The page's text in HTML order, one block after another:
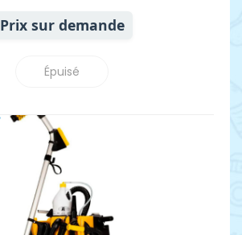
Prix sur demande
Épuisé